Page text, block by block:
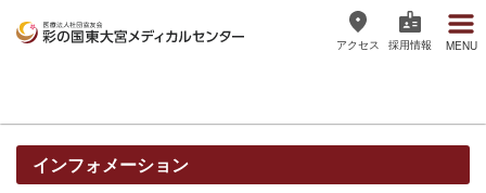
メディカルセンター
アクセス 採用情報 MENU
インフォメーション